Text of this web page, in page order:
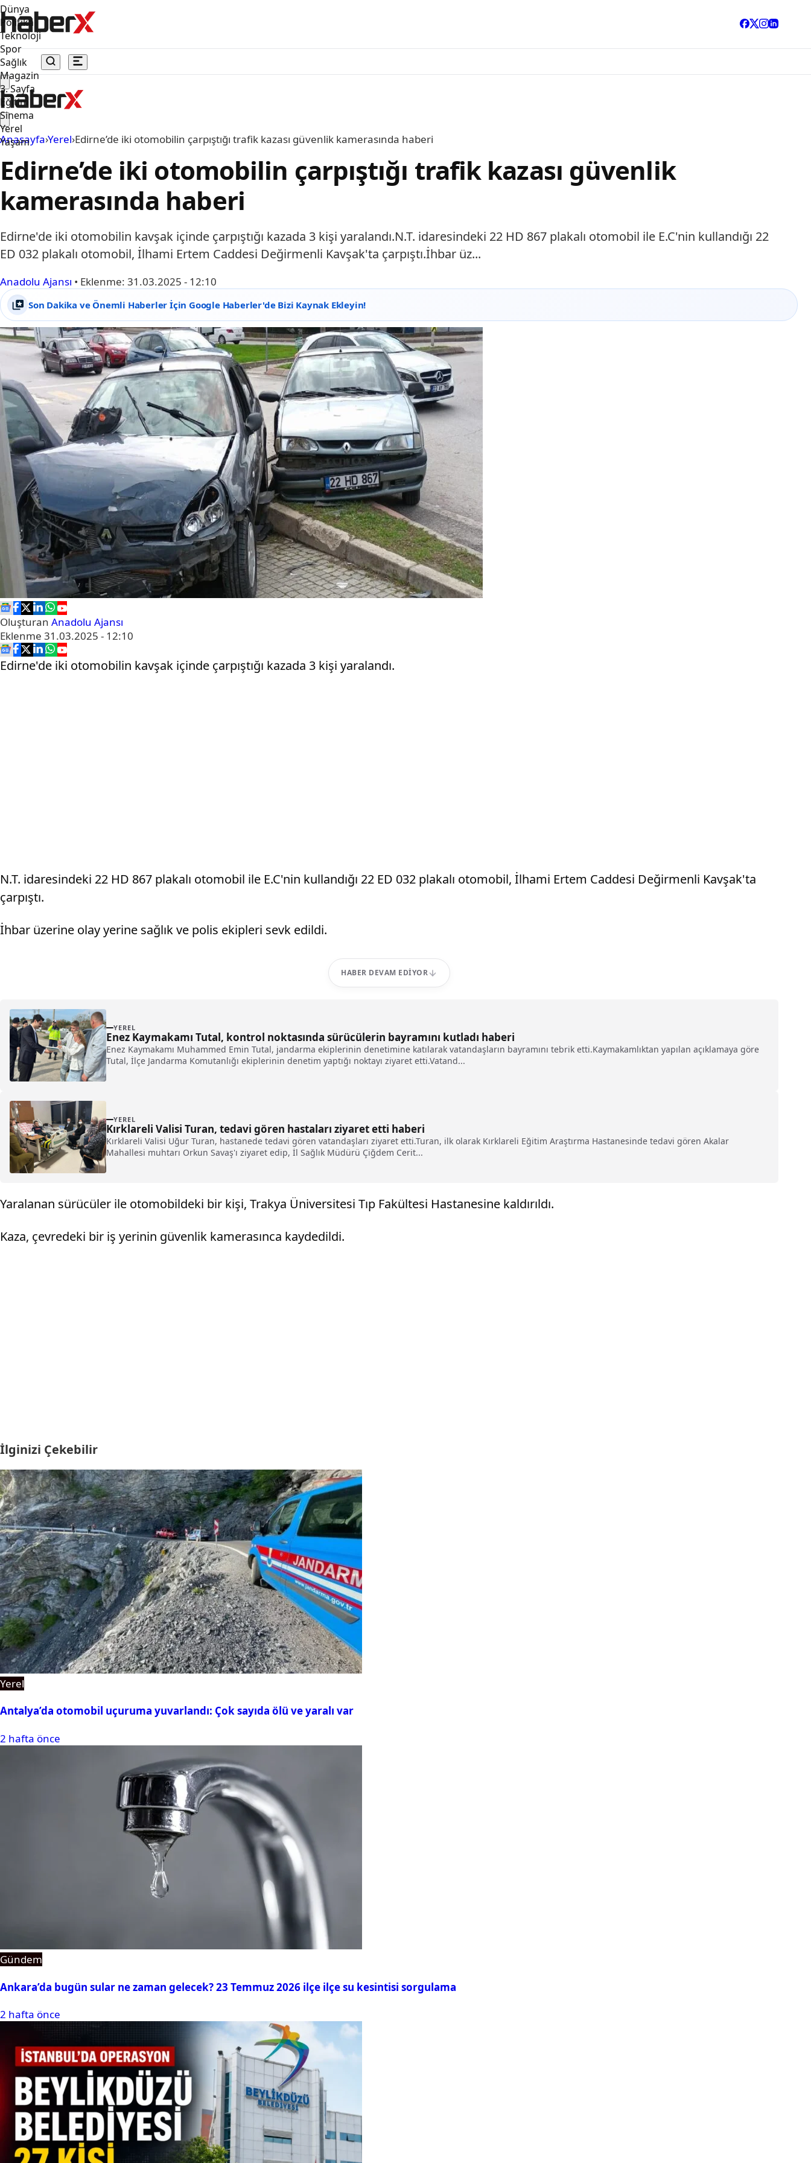
Dünya
Politika
Teknoloji
Spor
Sağlık
Magazin
3. Sayfa
Eğitim
Sinema
Yerel
Yaşam
Anasayfa›Yerel›Edirne’de iki otomobilin çarpıştığı trafik kazası güvenlik kamerasında haberi
Edirne’de iki otomobilin çarpıştığı trafik kazası güvenlik
kamerasında haberi
Edirne'de iki otomobilin kavşak içinde çarpıştığı kazada 3 kişi yaralandı.N.T. idaresindeki 22 HD 867 plakalı otomobil ile E.C'nin kullandığı 22
ED 032 plakalı otomobil, İlhami Ertem Caddesi Değirmenli Kavşak'ta çarpıştı.İhbar üz...
Anadolu Ajansı • Eklenme: 31.03.2025 - 12:10
Son Dakika ve Önemli Haberler İçin Google Haberler'de Bizi Kaynak Ekleyin!
Oluşturan Anadolu Ajansı
Eklenme 31.03.2025 - 12:10
Edirne'de iki otomobilin kavşak içinde çarpıştığı kazada 3 kişi yaralandı.
N.T. idaresindeki 22 HD 867 plakalı otomobil ile E.C'nin kullandığı 22 ED 032 plakalı otomobil, İlhami Ertem Caddesi Değirmenli Kavşak'ta
çarpıştı.
İhbar üzerine olay yerine sağlık ve polis ekipleri sevk edildi.
HABER DEVAM EDIYOR
YEREL
Enez Kaymakamı Tutal, kontrol noktasında sürücülerin bayramını kutladı haberi
Enez Kaymakamı Muhammed Emin Tutal, jandarma ekiplerinin denetimine katılarak vatandaşların bayramını tebrik etti.Kaymakamlıktan yapılan açıklamaya göre
Tutal, İlçe Jandarma Komutanlığı ekiplerinin denetim yaptığı noktayı ziyaret etti.Vatand...
YEREL
Kırklareli Valisi Turan, tedavi gören hastaları ziyaret etti haberi
Kırklareli Valisi Uğur Turan, hastanede tedavi gören vatandaşları ziyaret etti.Turan, ilk olarak Kırklareli Eğitim Araştırma Hastanesinde tedavi gören Akalar
Mahallesi muhtarı Orkun Savaş'ı ziyaret edip, İl Sağlık Müdürü Çiğdem Cerit...
Yaralanan sürücüler ile otomobildeki bir kişi, Trakya Üniversitesi Tıp Fakültesi Hastanesine kaldırıldı.
Kaza, çevredeki bir iş yerinin güvenlik kamerasınca kaydedildi.
İlginizi Çekebilir
Yerel
Antalya’da otomobil uçuruma yuvarlandı: Çok sayıda ölü ve yaralı var
2 hafta önce
Gündem
Ankara’da bugün sular ne zaman gelecek? 23 Temmuz 2026 ilçe ilçe su kesintisi sorgulama
2 hafta önce